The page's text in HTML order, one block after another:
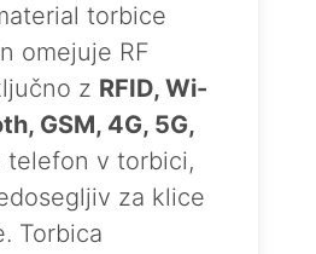
torbice
omejuje RF
z RFID, Wi-
GSM, 4G, 5G,
telefon v torbici,
za klice
Torbica